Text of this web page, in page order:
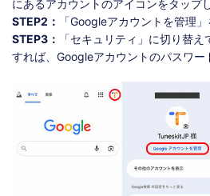
にあるアカウントのアイコンをタップ
STEP2：
「Googleアカウントを管理」
STEP3：
「セキュリティ」に切り替
すれば、Googleアカウントのパスワー